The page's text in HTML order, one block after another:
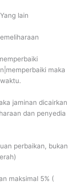
lain
maka
jaminan dicairkan
dan penyedia
perbaikan, bukan
maksimal 5% (